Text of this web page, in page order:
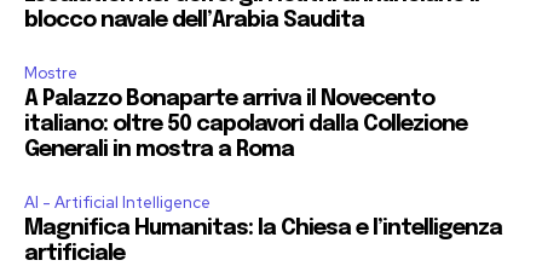
blocco navale dell’Arabia Saudita
Mostre
A Palazzo Bonaparte arriva il Novecento
italiano: oltre 50 capolavori dalla Collezione
Generali in mostra a Roma
AI - Artificial Intelligence
Magnifica Humanitas: la Chiesa e l’intelligenza
artificiale